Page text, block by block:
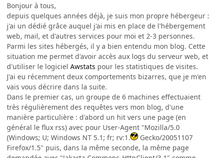
Bonjour à tous,
depuis quelques années déjà, je suis mon propre hébergeur :
j'ai un dédié grâce auquel j'ai mis en place de l'hébergement
web, mail, et d'autres services pour moi et 2-3 personnes.
Parmi les sites hébergés, il y a bien entendu mon blog. Cette
situation me permet d'avoir accès aux logs du serveur web, et
d'utiliser le logiciel Awstats pour les statistiques de visites.
J'ai eu récemment deux comportements bizarres, que je m'en
vais vous décrire dans la suite.
Dans le premier cas, un groupe de 6 machines effectuaient
très régulièrement des requêtes vers mon blog, d'une
manière particulière : d'abord un hit vers une page (en
général le flux rss) avec pour User-Agent "Mozilla/5.0
(Windows; U; Windows NT 5.1; fr; rv:1.
Gecko/20051107
Firefox/1.5" puis, dans la même seconde, la même page